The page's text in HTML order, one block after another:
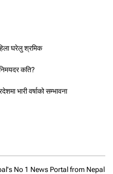
घरेलु श्रमिक
कति?
भारी वर्षाको सम्भावना
No 1 News Portal from Nepal